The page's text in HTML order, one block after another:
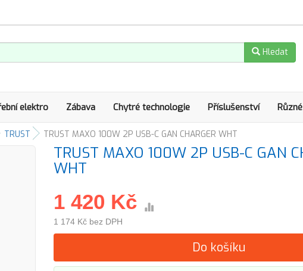
Hledat
elektro Zábava Chytré technologie Příslušenství Různé
TRUST TRUST MAXO 100W 2P USB-C GAN CHARGER WHT
TRUST MAXO 100W 2P USB-C GAN
WHT
1 420 Kč
1 174 Kč bez DPH
Do košíku